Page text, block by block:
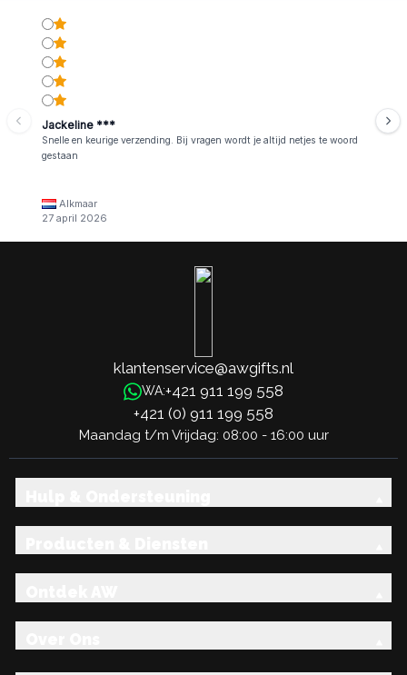
Jackeline ***
Snelle en keurige verzending. Bij vragen wordt je altijd netjes te woord
gestaan
Alkmaar
27 april 2026
klantenservice@awgifts.nl
WA:+421 911 199 558
+421 (0) 911 199 558
Maandag t/m Vrijdag: 08:00 - 16:00 uur